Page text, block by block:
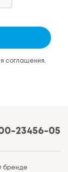
соглашения.
23456-05
бренде